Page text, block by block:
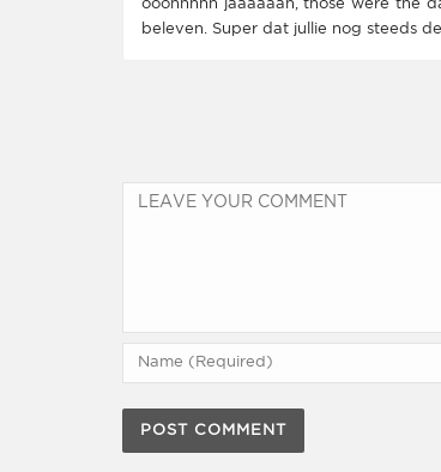
ooohhhhh jaaaaaah, those were the
beleven. Super dat jullie nog steeds